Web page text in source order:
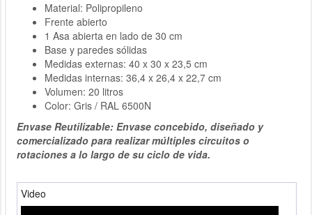
Material: Polipropileno
Frente abierto
1 Asa abierta en lado de 30 cm
Base y paredes sólidas
Medidas externas: 40 x 30 x 23,5 cm
Medidas internas: 36,4 x 26,4 x 22,7 cm
Volumen: 20 litros
Color: Gris / RAL 6500N
Envase Reutilizable: Envase concebido, diseñado y
comercializado para realizar múltiples circuitos o
rotaciones a lo largo de su ciclo de vida.
Video